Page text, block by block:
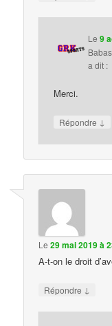
Le9
a dit :
Merci.
Répondre ↓
Le29 mai 2019 à
A-t-on le droit
Répondre ↓